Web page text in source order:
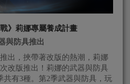
》莉娜專屬養成計畫
與防具推出
出，挾帶著改版的熱潮，莉娜
改版推出！莉娜的武器與防具
共有3種。第2季武器與防具，玩